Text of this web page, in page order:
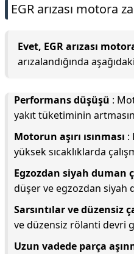
EGR arızası motora
Evet, EGR arızası
arızalandığında
Performans düşüşü :
yakıt tüketiminin
Motorun aşırı ısınması :
yüksek sıcaklıklarda
Egzozdan siyah duman
düşer ve egzozdan siyah
Sarsıntılar ve düzensiz
ve düzensiz rölanti devri
Uzun vadede parça